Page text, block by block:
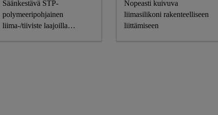
Säänkestävä STP-
polymeeripohjainen
liima-/tiiviste laajoilla
Nopeasti kuivuva
liimasilikoni rakenteelliseen
liittämiseen